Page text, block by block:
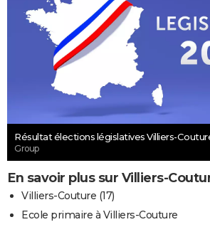
Résultat élections législatives Villiers-
Group
En savoir plus sur Villiers-
Villiers-Couture (17)
Ecole primaire à Villiers-Couture